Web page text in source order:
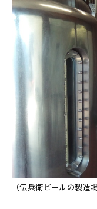
（伝兵衛ビールの製造場